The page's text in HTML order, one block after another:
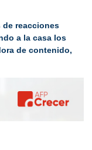
de reacciones
a la casa los
de contenido,